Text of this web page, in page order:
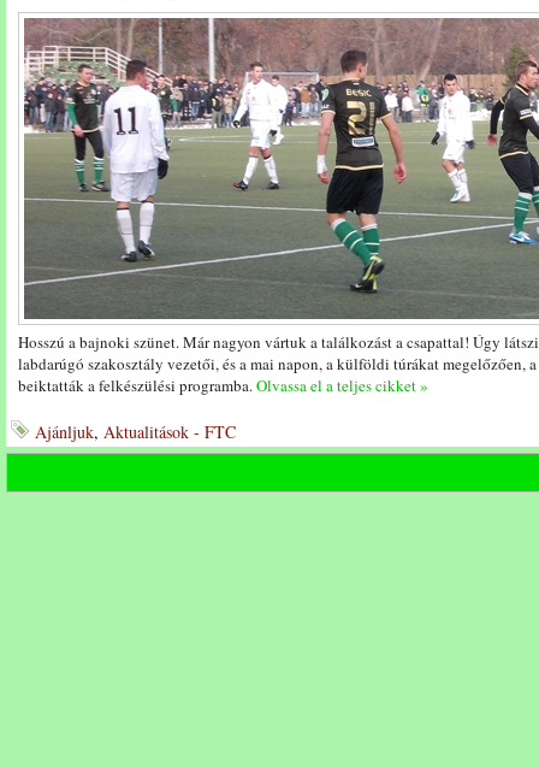
Hosszú a bajnoki szünet. Már nagyon vártuk a találkozást a csapattal! Úgy
labdarúgó szakosztály vezetői, és a mai napon, a külföldi túrákat megelőzően,
beiktatták a felkészülési programba.Olvassa el a teljes cikket »
Ajánljuk, Aktualitások - FTC